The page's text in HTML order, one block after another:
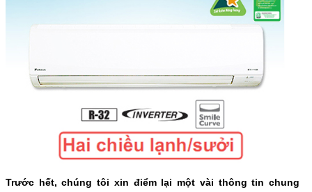
Trước hết, chúng tôi xin điểm lại một vài thông tin chung